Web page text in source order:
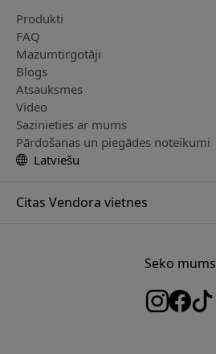
Produkti
FAQ
Mazumtirgotāji
Blogs
Atsauksmes
Video
Sazinieties ar mums
Pārdošanas un piegādes noteikumi
Latviešu
Citas Vendora vietnes
Seko mums